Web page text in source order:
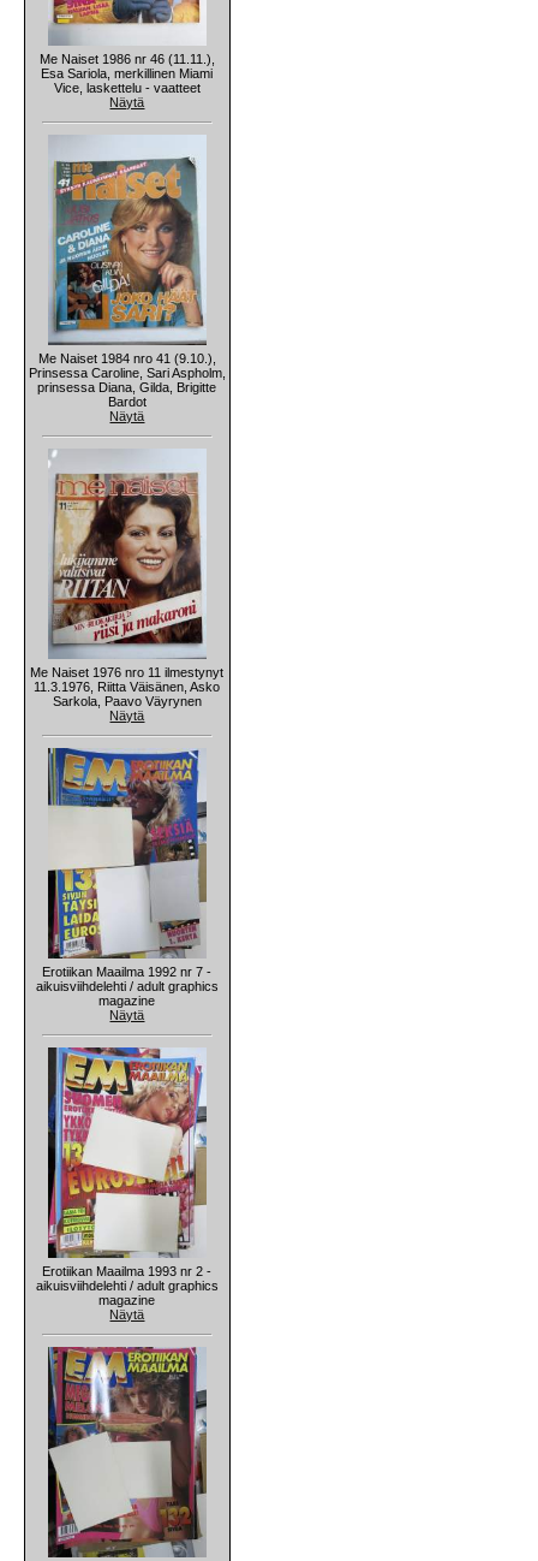
Me Naiset 1986 nr 46 (11.11.),
Esa Sariola, merkillinen Miami
Vice, laskettelu - vaatteet
Näytä
Me Naiset 1984 nro 41 (9.10.),
Prinsessa Caroline, Sari Aspholm,
prinsessa Diana, Gilda, Brigitte
Bardot
Näytä
Me Naiset 1976 nro 11 ilmestynyt
11.3.1976, Riitta Väisänen, Asko
Sarkola, Paavo Väyrynen
Näytä
Erotiikan Maailma 1992 nr 7 -
aikuisviihdelehti / adult graphics
magazine
Näytä
Erotiikan Maailma 1993 nr 2 -
aikuisviihdelehti / adult graphics
magazine
Näytä